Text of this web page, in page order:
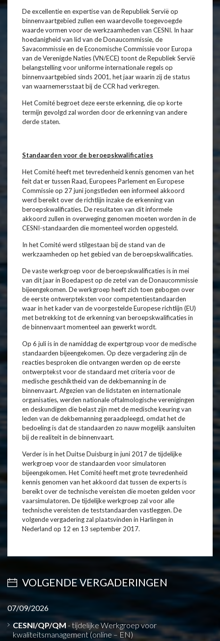
De excellentie en expertise van de Republiek Servië op
binnenvaartgebied zullen een waardevolle toegevoegde
waarde vormen voor de werkzaamheden van CESNI. In haar
hoedanigheid van lid van de Donaucommissie, de
Savacommissie en de Economische Commissie voor Europa
van de Verenigde Naties (VN/ECE) toont de Republiek Servië
belangstelling voor uniforme internationale regels op
binnenvaartgebied sinds 2001, het jaar waarin zij de status
van waarnemersstaat bij de CCR had verkregen.
Het Comité begroet deze eerste erkenning, die op korte
termijn gevolgd zal worden door de erkenning van andere
derde staten.
Standaarden voor de beroepskwalificaties
Het Comité heeft met tevredenheid kennis genomen van het
feit dat er tussen Raad, Europees Parlement en Europese
Commissie op 27 juni jongstleden een informeel akkoord
werd bereikt over de richtlijn inzake de erkenning van
beroepskwalificaties. De resultaten van dit informele
akkoord zullen in overweging genomen moeten worden in de
CESNI-standaarden die momenteel worden opgesteld.
In het Comité werd stilgestaan bij de stand van de
werkzaamheden op het gebied van de beroepskwalificaties.
De vaste werkgroep voor de beroepskwalificaties is in mei
van dit jaar in Boedapest op de zetel van de Donaucommissie
bijeengekomen. De werkgroep heeft zich toen gebogen over
de eerste ontwerpteksten voor competentiestandaarden
waar in het kader van de voorgestelde Europese richtlijn (EU)
met betrekking tot de erkenning van beroepskwalificaties in
de binnenvaart momenteel aan gewerkt wordt.
Op 6 juli is in de namiddag de expertgroup voor de medische
standaarden bijeengekomen. Op deze vergadering zijn de
reacties besproken die ontvangen werden op de eerste
ontwerptekst voor de standaard met criteria voor de
medische geschiktheid van de dekbemanning in de
binnenvaart. Afgezien van de lidstaten en internationale
organisaties, werden nationale oftalmologische verenigingen
en deskundigen die belast zijn met de medische keuring van
leden van de dekbemanning geraadpleegd, omdat het de
bedoeling is dat de standaarden zo nauw mogelijk aansluiten
bij de realiteit in de binnenvaart.
Verder is in het Duitse Duisburg in juni 2017 de tijdelijke
werkgroep voor de standaarden voor simulatoren
bijeengekomen. Het Comité heeft met grote tevredenheid
kennis genomen van het akkoord dat tussen de experts is
bereikt over de technische vereisten die moeten gelden voor
vaarsimulatoren. De tijdelijke werkgroep zal voor alle
technische vereisten de teststandaarden vastleggen. De
volgende vergadering zal plaatsvinden in Harlingen in
Nederland op 12 en 13 september 2017.
VOLGENDE VERGADERINGEN
07/09/2026
CESNI/QP/QM - tijdelijke Werkgroep voor
kwaliteitsmanagement (online – EN)